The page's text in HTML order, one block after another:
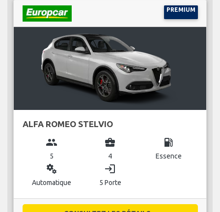
PREMIUM
ALFA ROMEO STELVIO
group
5
business_center
4
local_gas_station
Essence
miscellaneous_services
Automatique
login
5 Porte